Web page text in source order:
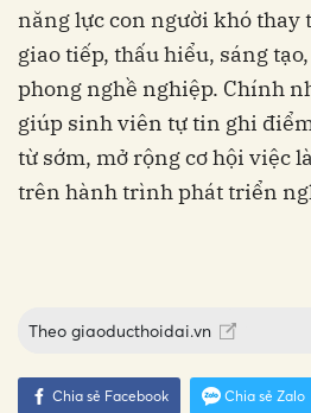
năng lực con người khó thay
giao tiếp, thấu hiểu, sáng
phong nghề nghiệp. Chính
giúp sinh viên tự tin ghi
từ sớm, mở rộng cơ hội việc
trên hành trình phát triển
Theo giaoducthoidai.vn
Chia sẻ Facebook Chia sẻ Zalo